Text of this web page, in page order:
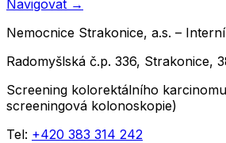
Navigovat →
Nemocnice Strakonice, a.s. –
Radomyšlská č.p. 336, Strakonice,
Screening kolorektálního
screeningová kolonoskopie)
Tel: +420 383 314 242